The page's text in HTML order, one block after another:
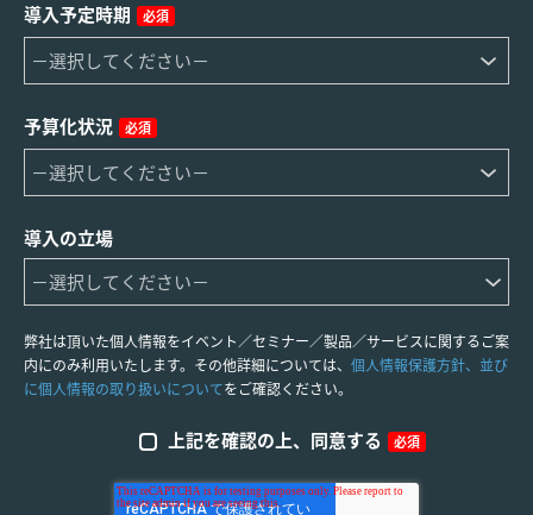
導入予定時期 必須
予算化状況 必須
導入の立場
弊社は頂いた個人情報をイベント／セミナー／製品／サービスに関するご案
内にのみ利用いたします。その他詳細については、 個人情報保護方針、並び
に個人情報の取り扱いについてをご確認ください。
上記を確認の上、同意する 必須